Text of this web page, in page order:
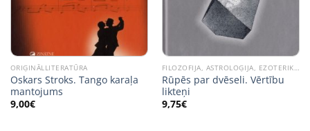
ORIĢINĀLLITERATŪRA
Oskars Stroks. Tango karaļa
mantojums
9,00€
FILOZOFIJA, ASTROLOĢIJA, EZOTERIKA, RELIĢIJA
Rūpēs par dvēseli. Vērtību
likteņi
9,75€